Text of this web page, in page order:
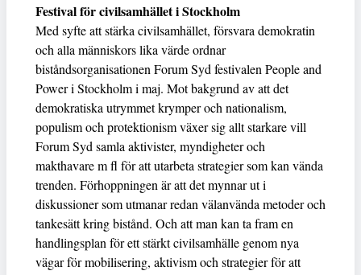
Festival för civilsamhället i Stockholm
Med syfte att stärka civilsamhället, försvara demokratin
och alla människors lika värde ordnar
biståndsorganisationen Forum Syd festivalen People and
Power i Stockholm i maj. Mot bakgrund av att det
demokratiska utrymmet krymper och nationalism,
populism och protektionism växer sig allt starkare vill
Forum Syd samla aktivister, myndigheter och
makthavare m fl för att utarbeta strategier som kan vända
trenden. Förhoppningen är att det mynnar ut i
diskussioner som utmanar redan välanvända metoder och
tankesätt kring bistånd. Och att man kan ta fram en
handlingsplan för ett stärkt civilsamhälle genom nya
vägar för mobilisering, aktivism och strategier för att